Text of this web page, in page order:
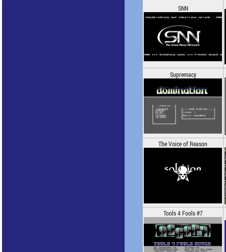
SNN
Supremacy
The Voice of Reason
Tools 4 Fools #7